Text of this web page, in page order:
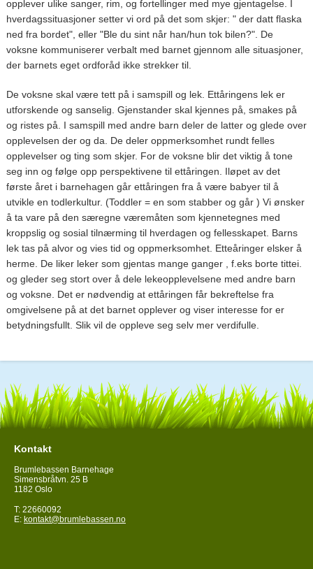
opplever ulike sanger, rim, og fortellinger med mye gjentagelse. I
hverdagssituasjoner setter vi ord på det som skjer: " der datt flaska
ned fra bordet", eller "Ble du sint når han/hun tok bilen?". De
voksne kommuniserer verbalt med barnet gjennom alle situasjoner,
der barnets eget ordforåd ikke strekker til.
De voksne skal være tett på i samspill og lek. Ettåringens lek er
utforskende og sanselig. Gjenstander skal kjennes på, smakes på
og ristes på. I samspill med andre barn deler de latter og glede over
opplevelsen der og da. De deler oppmerksomhet rundt felles
opplevelser og ting som skjer. For de voksne blir det viktig å tone
seg inn og følge opp perspektivene til ettåringen. Iløpet av det
første året i barnehagen går ettåringen fra å være babyer til å
utvikle en todlerkultur. (Toddler = en som stabber og går ) Vi ønsker
å ta vare på den særegne væremåten som kjennetegnes med
kroppslig og sosial tilnærming til hverdagen og fellesskapet. Barns
lek tas på alvor og vies tid og oppmerksomhet. Etteåringer elsker å
herme. De liker leker som gjentas mange ganger , f.eks borte tittei.
og gleder seg stort over å dele lekeopplevelsene med andre barn
og voksne. Det er nødvendig at ettåringen får bekreftelse fra
omgivelsene på at det barnet opplever og viser interesse for er
betydningsfullt. Slik vil de oppleve seg selv mer verdifulle.
Kontakt
Brumlebassen Barnehage
Simensbråtvn. 25 B
1182 Oslo
T: 22660092
E: kontakt@brumlebassen.no